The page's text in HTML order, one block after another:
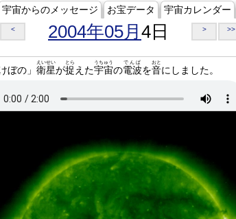
宇宙からのメッセージ お宝データ 宇宙カレンダー
< 2004年05月 4日 > >>
ぼの」 衛星
えいせい
が捉
とら
えた宇宙
うちゅう
の電波
でんぱ
を音
おと
にしました。